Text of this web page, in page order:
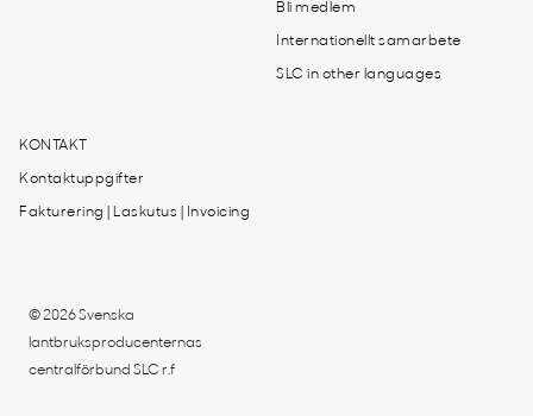
Bli medlem
Internationellt samarbete
SLC in other languages
KONTAKT
Kontaktuppgifter
Fakturering | Laskutus | Invoicing
© 2026 Svenska
lantbruksproducenternas
centralförbund SLC r.f